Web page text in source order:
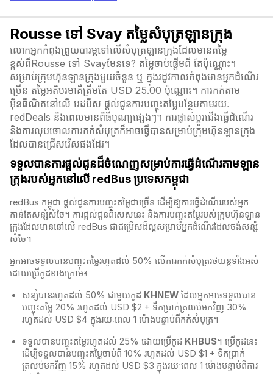
Rousse ទៅ Svay តម្លៃសំបុត្រឡានក្រុង
លោកអ្នកកំពុងព្រួយបារម្ភទៅលើសំបុត្រឡានក្រុងដែលមានតម្លៃ
ខ្ពស់ពីRousse ទៅ Svayមែនទេ? តម្លៃចាប់ផ្តើមពី តែប៉ុណ្ណោះ។
សម្រាប់ក្រុមហ៊ុនឡានក្រុងមួយចំនួន ឬ ក្នុងរដូវកាលកំពុងមានអ្នកដំណើរ
ច្រើន តម្លៃអតិបរមាគឺត្រឹមតែ USD 25.00 ប៉ុណ្ណោះ។ ការកក់តាម
អ៊ីនធឺណិតនៅលើ រេដបឹស ផ្តល់ជូនការបញ្ចុះតម្លៃបន្ថែមតាមរយៈ
redDeals និងពេលមានពិធីបុណ្យផ្សេងៗ។ ការផ្លាស់ប្ដូរជើងធ្វើដំណើរ
និងការលុបចោលការកក់សំបុត្រក៏អាចធ្វើបានសម្រាប់ក្រុមហ៊ុនឡានក្រុង
ដែលបានជ្រើសរើសផងដែរ។
ទទួលបានការផ្តល់ជូនដ៏ចំណេញសម្រាប់ការធ្វើដំណើរតាមឡាន
ក្រុងរបស់អ្នកនៅលើ redBus ប្រទេសកម្ពុជា
redBus កម្ពុជា​ ផ្តល់ជូនការបញ្ចុះតម្លៃជាច្រើន ដើម្បីឱ្យការធ្វើដំណើររបស់អ្នក
កាន់តែសន្សំសំចៃ។ ការផ្តល់ជូនពិសេសនេះ និងការបញ្ចុះតម្លៃរបស់ក្រុមហ៊ុនឡាន
ក្រុងដែលមាននៅលើ redBus​ ជាជម្រើសដ៏ល្អសម្រាប់អ្នកដំណើរដែលចង់សន្ស៉
សំចៃ។
អ្នកអាចទទួលបានបញ្ចុះតម្លៃរហូតដល់ 50% លើការកក់សំបុត្ររថយន្តទាំងអស់
ដោយប្រើកូដខាងក្រោម៖
សន្សំបានរហូតដល់ 50% ជាមួយកូដ KHNEW ដែលអ្នកអាចទទួលបាន
បញ្ចុះតម្លៃ 20% រហូតដល់ USD $2 + ទឹកប្រាក់ត្រលប់មកវិញ 30%
រហូតដល់ USD $4 ក្នុងរយៈពេល 1 ម៉ោងបន្ទាប់ពីកក់សំបុត្រ។
ទទួលបានបញ្ចុះតម្លៃរហូតដល់ 25% ដោយប្រើកូដ KHBUS។ ប្រើកូដនេះ
ដើម្បីទទួលបានបញ្ចុះតម្លៃចាប់ពី 10% រហូតដល់ USD $1 + ទឹកប្រាក់
ត្រលប់មកវិញ 15% រហូតដល់ USD $3 ក្នុងរយៈពេល 1 ម៉ោងបន្ទាប់ពីការ